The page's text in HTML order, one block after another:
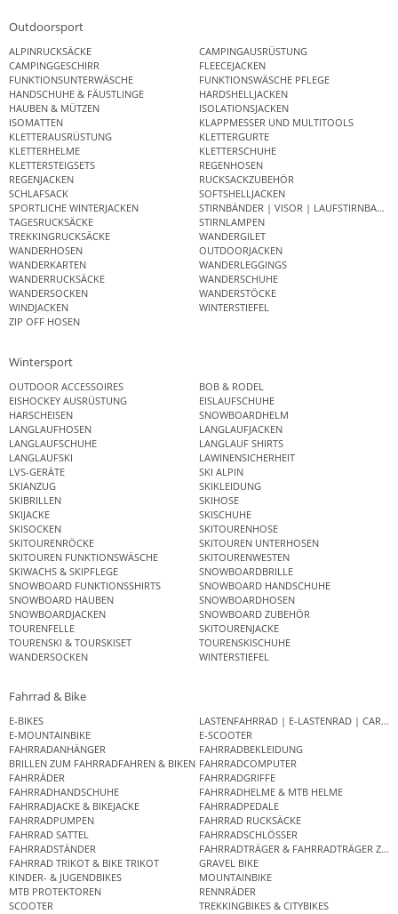
Outdoorsport
ALPINRUCKSÄCKE
CAMPINGAUSRÜSTUNG
CAMPINGGESCHIRR
FLEECEJACKEN
FUNKTIONSUNTERWÄSCHE
FUNKTIONSWÄSCHE PFLEGE
HANDSCHUHE & FÄUSTLINGE
HARDSHELLJACKEN
HAUBEN & MÜTZEN
ISOLATIONSJACKEN
ISOMATTEN
KLAPPMESSER UND MULTITOOLS
KLETTERAUSRÜSTUNG
KLETTERGURTE
KLETTERHELME
KLETTERSCHUHE
KLETTERSTEIGSETS
REGENHOSEN
REGENJACKEN
RUCKSACKZUBEHÖR
SCHLAFSACK
SOFTSHELLJACKEN
SPORTLICHE WINTERJACKEN
STIRNBÄNDER | VISOR | LAUFSTIRNBAND
TAGESRUCKSÄCKE
STIRNLAMPEN
TREKKINGRUCKSÄCKE
WANDERGILET
WANDERHOSEN
OUTDOORJACKEN
WANDERKARTEN
WANDERLEGGINGS
WANDERRUCKSÄCKE
WANDERSCHUHE
WANDERSOCKEN
WANDERSTÖCKE
WINDJACKEN
WINTERSTIEFEL
ZIP OFF HOSEN
Wintersport
OUTDOOR ACCESSOIRES
BOB & RODEL
EISHOCKEY AUSRÜSTUNG
EISLAUFSCHUHE
HARSCHEISEN
SNOWBOARDHELM
LANGLAUFHOSEN
LANGLAUFJACKEN
LANGLAUFSCHUHE
LANGLAUF SHIRTS
LANGLAUFSKI
LAWINENSICHERHEIT
LVS-GERÄTE
SKI ALPIN
SKIANZUG
SKIKLEIDUNG
SKIBRILLEN
SKIHOSE
SKIJACKE
SKISCHUHE
SKISOCKEN
SKITOURENHOSE
SKITOURENRÖCKE
SKITOUREN UNTERHOSEN
SKITOUREN FUNKTIONSWÄSCHE
SKITOURENWESTEN
SKIWACHS & SKIPFLEGE
SNOWBOARDBRILLE
SNOWBOARD FUNKTIONSSHIRTS
SNOWBOARD HANDSCHUHE
SNOWBOARD HAUBEN
SNOWBOARDHOSEN
SNOWBOARDJACKEN
SNOWBOARD ZUBEHÖR
TOURENFELLE
SKITOURENJACKE
TOURENSKI & TOURSKISET
TOURENSKISCHUHE
WANDERSOCKEN
WINTERSTIEFEL
Fahrrad & Bike
E-BIKES
LASTENFAHRRAD | E-LASTENRAD |
E-MOUNTAINBIKE
E-SCOOTER
FAHRRADANHÄNGER
FAHRRADBEKLEIDUNG
BRILLEN ZUM FAHRRADFAHREN & BIKEN FAHRRADCOMPUTER
FAHRRÄDER
FAHRRADGRIFFE
FAHRRADHANDSCHUHE
FAHRRADHELME & MTB HELME
FAHRRADJACKE & BIKEJACKE
FAHRRADPEDALE
FAHRRADPUMPEN
FAHRRAD RUCKSÄCKE
FAHRRAD SATTEL
FAHRRADSCHLÖSSER
FAHRRADSTÄNDER
FAHRRADTRÄGER & FAHRRADTRÄGER
FAHRRAD TRIKOT & BIKE TRIKOT
GRAVEL BIKE
KINDER- & JUGENDBIKES
MOUNTAINBIKE
MTB PROTEKTOREN
RENNRÄDER
SCOOTER
TREKKINGBIKES & CITYBIKES